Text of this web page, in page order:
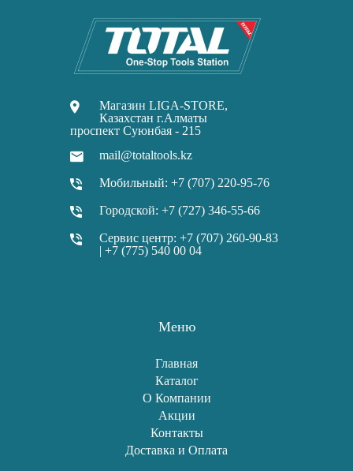
Магазин LIGA-STORE,
Казахстан г.Алматы
проспект Суюнбая - 215
mail@totaltools.kz
Мобильный: +7 (707) 220-95-76
Городской: +7 (727) 346-55-66
Сервис центр: +7 (707) 260-90-83
| +7 (775) 540 00 04
Меню
Главная
Каталог
О Компании
Акции
Контакты
Доставка и Оплата